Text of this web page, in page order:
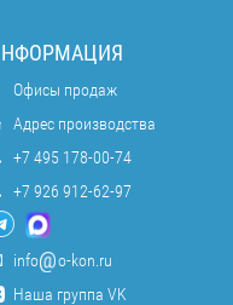
Офисы продаж
Адрес производства
+7 495 178-00-74
+7 926 912-62-97
info
o-kon.ru
Наша группа VK